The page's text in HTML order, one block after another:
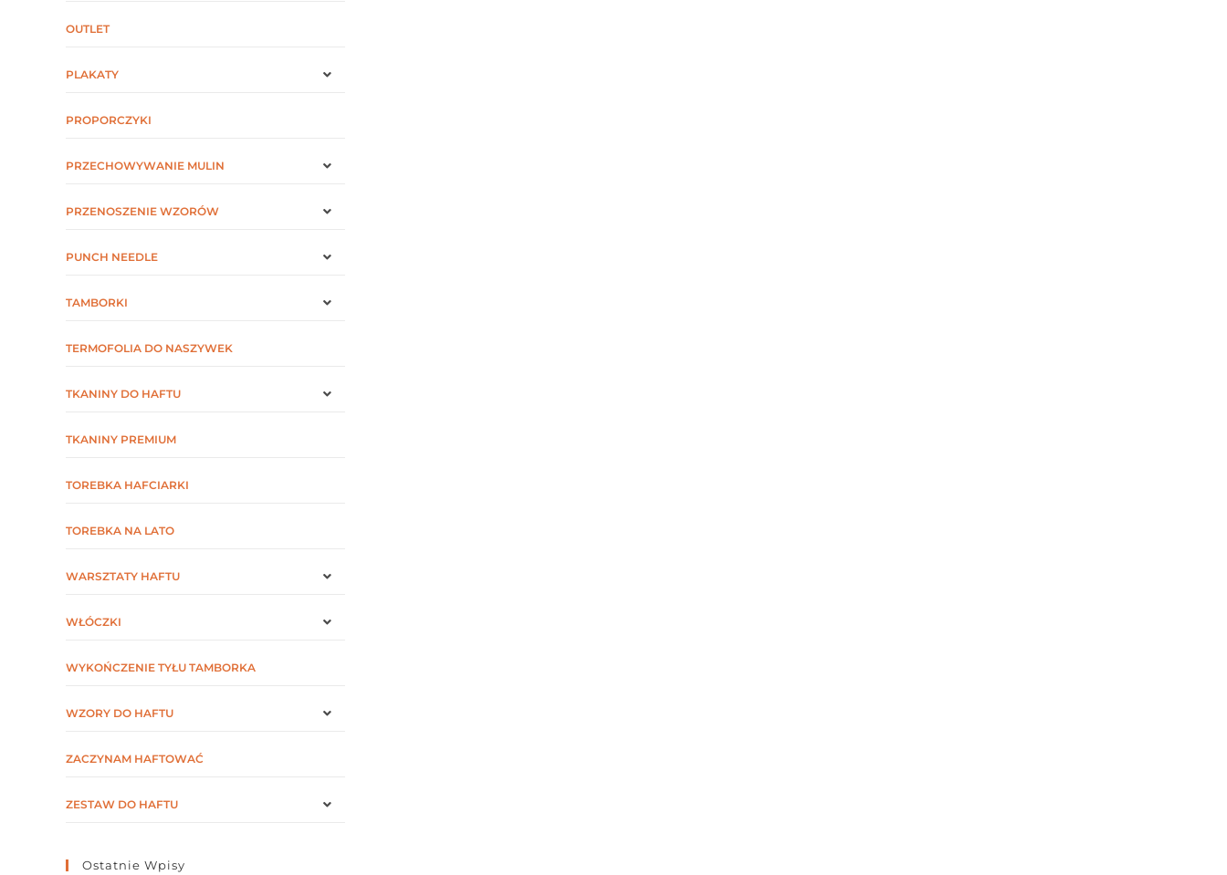
OUTLET
PLAKATY
PROPORCZYKI
PRZECHOWYWANIE MULIN
PRZENOSZENIE WZORÓW
PUNCH NEEDLE
TAMBORKI
TERMOFOLIA DO NASZYWEK
TKANINY DO HAFTU
TKANINY PREMIUM
TOREBKA HAFCIARKI
TOREBKA NA LATO
WARSZTATY HAFTU
WŁÓCZKI
WYKOŃCZENIE TYŁU TAMBORKA
WZORY DO HAFTU
ZACZYNAM HAFTOWAĆ
ZESTAW DO HAFTU
Ostatnie Wpisy